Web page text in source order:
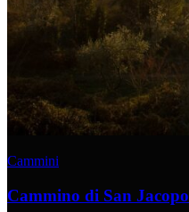
Cammini
Cammino di San Jacopo